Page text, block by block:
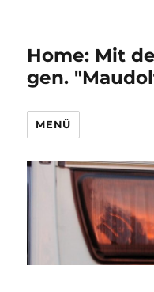
Home: Mit
gen.
MENÜ